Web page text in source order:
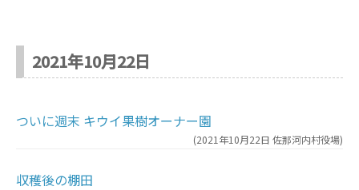
2021年10月22日
ついに週末 キウイ果樹オーナー園
(2021年10月22日 佐那河内村役場)
収穫後の棚田